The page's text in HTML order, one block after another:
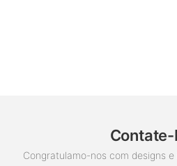
Contate-
Congratulamo-nos com designs